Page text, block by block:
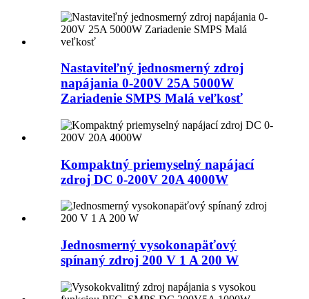
Nastaviteľný jednosmerný zdroj
napájania 0-200V 25A 5000W
Zariadenie SMPS Malá veľkosť
Kompaktný priemyselný napájací
zdroj DC 0-200V 20A 4000W
Jednosmerný vysokonapäťový
spínaný zdroj 200 V 1 A 200 W